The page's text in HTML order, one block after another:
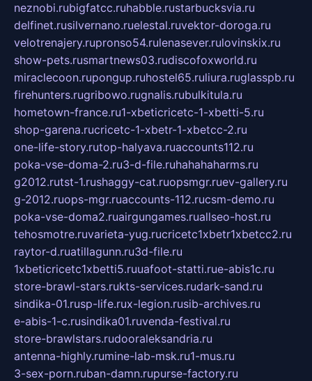
neznobi.rubigfatcc.ruhabble.rustarbucksvia.ru
delfinet.rusilvernano.ruelestal.ruvektor-doroga.ru
velotrenajery.rupronso54.rulenasever.rulovinskix.ru
show-pets.rusmartnews03.rudiscofoxworld.ru
miraclecoon.rupongup.ruhostel65.ruliura.ruglasspb.ru
firehunters.rugribowo.rugnalis.rubulkitula.ru
hometown-france.ru1-xbeticricetc-1-xbetti-5.ru
shop-garena.rucricetc-1-xbetr-1-xbetcc-2.ru
one-life-story.rutop-halyava.ruaccounts112.ru
poka-vse-doma-2.ru3-d-file.ruhahahaharms.ru
g2012.rutst-1.rushaggy-cat.ruopsmgr.ruev-gallery.ru
g-2012.ruops-mgr.ruaccounts-112.rucsm-demo.ru
poka-vse-doma2.ruairgungames.ruallseo-host.ru
tehosmotre.ruvarieta-yug.rucricetc1xbetr1xbetcc2.ru
raytor-d.ruatillagunn.ru3d-file.ru
1xbeticricetc1xbetti5.ruuafoot-statti.rue-abis1c.ru
store-brawl-stars.rukts-services.rudark-sand.ru
sindika-01.rusp-life.rux-legion.rusib-archives.ru
e-abis-1-c.rusindika01.ruvenda-festival.ru
store-brawlstars.rudooraleksandria.ru
antenna-highly.rumine-lab-msk.ru1-mus.ru
3-sex-porn.ruban-damn.rupurse-factory.ru